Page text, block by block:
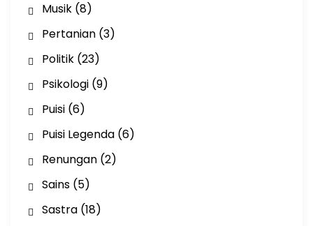
Musik(8)
Pertanian(3)
Politik(23)
Psikologi(9)
Puisi(6)
Puisi Legenda(6)
Renungan(2)
Sains(5)
Sastra(18)